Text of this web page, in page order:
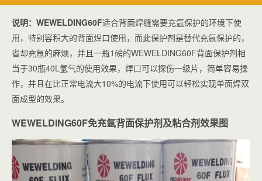
说明：WEWELDING60F适合背面焊缝需要充氩保护的环境下使
用，特别容积大的背面焊口使用，而此保护剂是替代充氩保护的，
省却充氩的麻烦，并且一瓶1磅的WEWELDING60F背面保护剂相
当于30瓶40L氩气的使用效果，焊口可以探伤一级片，简单容易操
作，并且在比正常电流大10%的电流下使用可以轻松实现单面焊双
面成型的效果。
WEWELDING60F免充氩背面保护剂及粘合剂效果图